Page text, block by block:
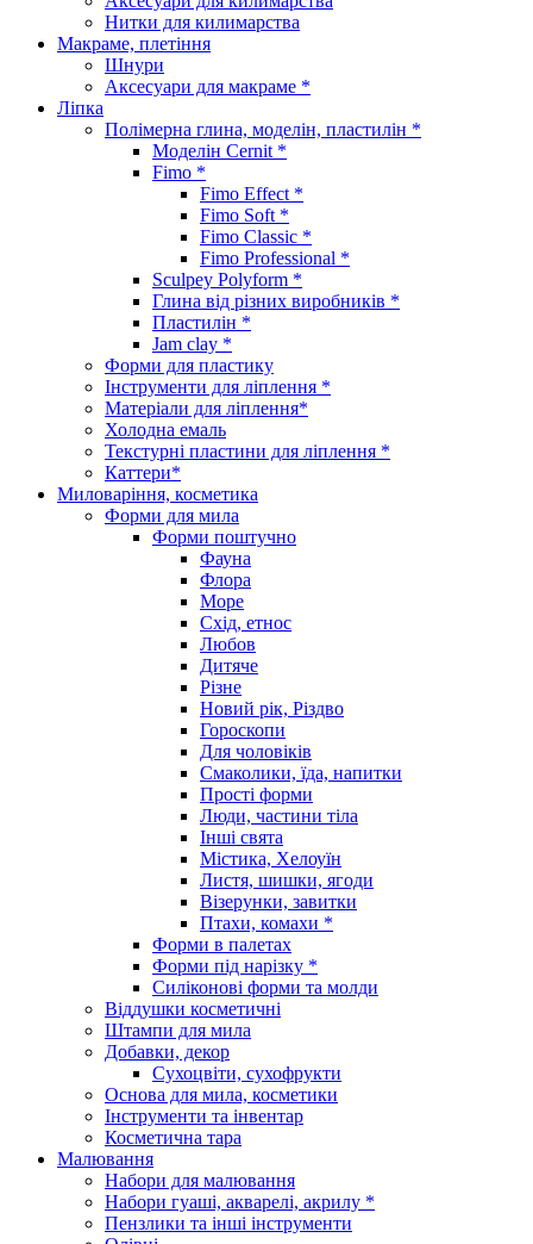
Нитки для килимарства
Макраме, плетіння
Шнури
Аксесуари для макраме *
Ліпка
Полімерна глина, моделін, пластилін *
Моделін Cernit *
Fimo *
Fimo Effect *
Fimo Soft *
Fimo Classic *
Fimo Professional *
Sculpey Polyform *
Глина від різних виробників *
Пластилін *
Jam clay *
Форми для пластику
Інструменти для ліплення *
Матеріали для ліплення*
Холодна емаль
Текстурні пластини для ліплення *
Каттери*
Миловаріння, косметика
Форми для мила
Форми поштучно
Фауна
Флора
Море
Схід, етнос
Любов
Дитяче
Різне
Новий рік, Різдво
Гороскопи
Для чоловіків
Смаколики, їда, напитки
Прості форми
Люди, частини тіла
Інші свята
Містика, Хелоуїн
Листя, шишки, ягоди
Візерунки, завитки
Птахи, комахи *
Форми в палетах
Форми під нарізку *
Силіконові форми та молди
Віддушки косметичні
Штампи для мила
Добавки, декор
Сухоцвіти, сухофрукти
Основа для мила, косметики
Інструменти та інвентар
Косметична тара
Малювання
Набори для малювання
Набори гуаші, акварелі, акрилу *
Пензлики та інші інструменти